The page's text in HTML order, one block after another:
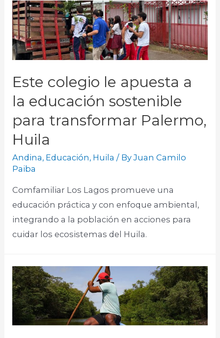
Este colegio le apuesta a
la educación sostenible
para transformar Palermo,
Huila
Andina, Educación, Huila / ByJuan Camilo
Paiba
Comfamiliar Los Lagos promueve una
educación práctica y con enfoque ambiental,
integrando a la población en acciones para
cuidar los ecosistemas del Huila.